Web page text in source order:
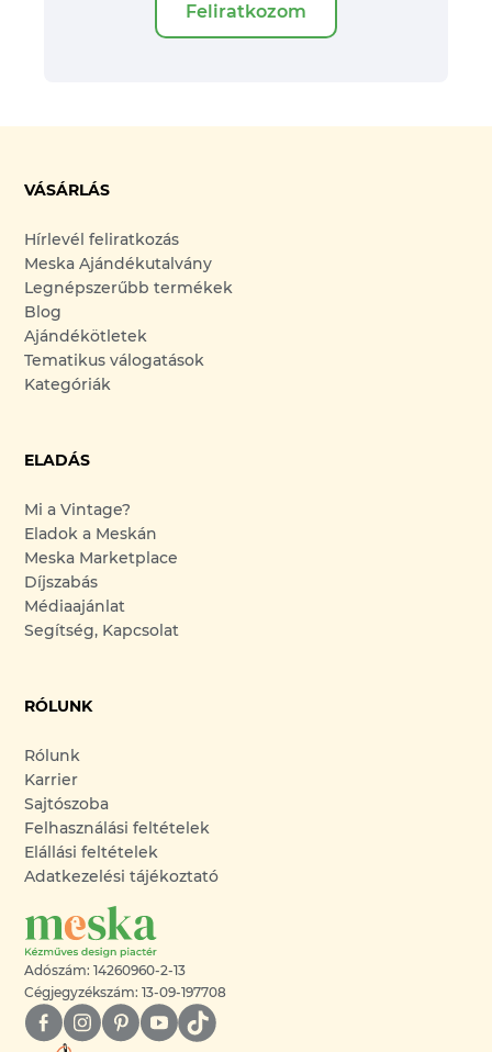
Feliratkozom
VÁSÁRLÁS
Hírlevél feliratkozás
Meska Ajándékutalvány
Legnépszerűbb termékek
Blog
Ajándékötletek
Tematikus válogatások
Kategóriák
ELADÁS
Mi a Vintage?
Eladok a Meskán
Meska Marketplace
Díjszabás
Médiaajánlat
Segítség, Kapcsolat
RÓLUNK
Rólunk
Karrier
Sajtószoba
Felhasználási feltételek
Elállási feltételek
Adatkezelési tájékoztató
Adószám: 14260960-2-13
Cégjegyzékszám: 13-09-197708